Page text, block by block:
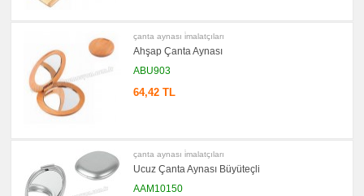
çanta aynası i̇malatçıları
Ahşap Çanta Aynası
ABU903
64,42 TL
çanta aynası i̇malatçıları
Ucuz Çanta Aynası Büyüteçli
AAM10150